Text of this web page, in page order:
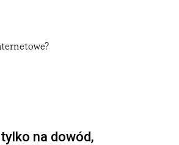
na dowód,